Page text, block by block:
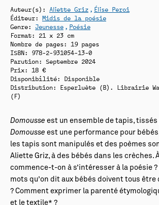
Auteur(s): Aliette Griz
Élise Peroi
Éditeur: Midis de la poésie
Genre: Jeunesse
Poésie
Format: 21 x 23 cm
Nombre de pages: 19 pages
ISBN: 978-2-931054-13-0
Parution: Septembre 2024
Prix: 18 €
Disponibilité:
Disponible
Distribution: Esperluète (B). Librairie
(F)
Domousse est un ensemble de tapis, tissés
Domousse est une performance pour
les tapis sont manipulés et des poèmes
Aliette Griz, à des bébés dans les crèches.
commence-t-on à s’intéresser à la poésie
mots qu’on dit aux bébés doivent tous être
? Comment exprimer la parenté
et le textile* ?